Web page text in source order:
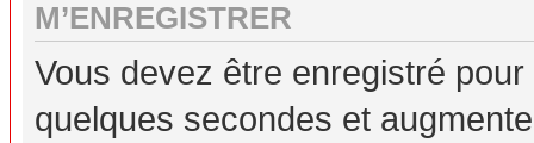
M’ENREGISTRER
Vous devez être enregistré
quelques secondes et